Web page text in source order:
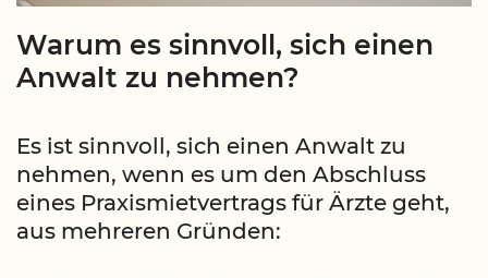
Warum es sinnvoll, sich einen
Anwalt zu nehmen?
Es ist sinnvoll, sich einen Anwalt zu
nehmen, wenn es um den Abschluss
eines Praxismietvertrags für Ärzte geht,
aus mehreren Gründen: